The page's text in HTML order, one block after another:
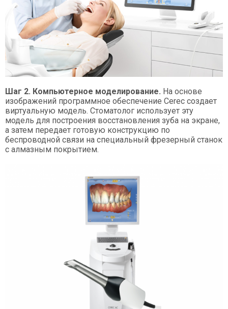
Шаг 2. Компьютерное моделирование. На основе
изображений программное обеспечение Cerec создает
виртуальную модель. Стоматолог использует эту
модель для построения восстановления зуба на экране,
а затем передает готовую конструкцию по
беспроводной связи на специальный фрезерный станок
с алмазным покрытием.